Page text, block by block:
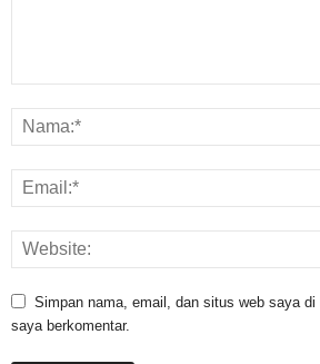
Simpan nama, email, dan situs web saya
saya berkomentar.